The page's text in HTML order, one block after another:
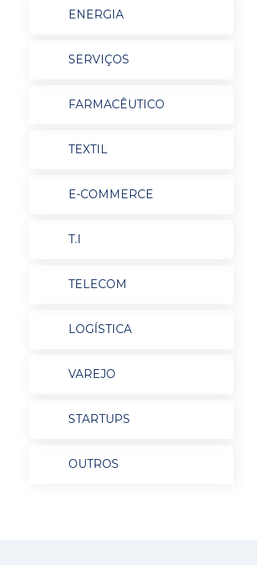
ENERGIA
SERVIÇOS
FARMACÊUTICO
TEXTIL
E-COMMERCE
T.I
TELECOM
LOGÍSTICA
VAREJO
STARTUPS
OUTROS